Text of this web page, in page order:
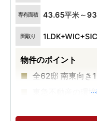
専有面積 43.65平米～
間取り
物件のポイント
全62邸 南東向き
東急不動産の環